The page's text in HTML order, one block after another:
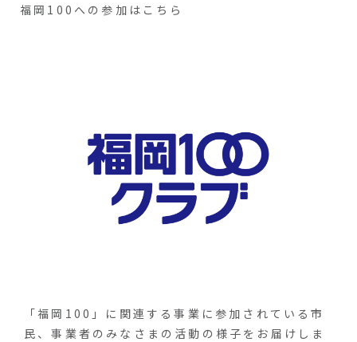
福岡100への参加はこちら
「福岡100」に関連する事業に参加されている市
民、事業者のみなさまの活動の様子をお届けしま